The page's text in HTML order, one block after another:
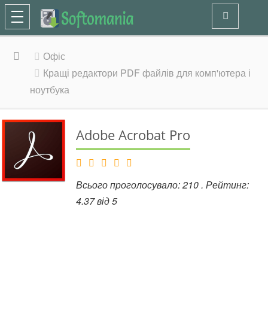
Офіс
Кращі редактори PDF файлів для комп'ютера і
ноутбука
Adobe Acrobat Pro
Всього проголосувало:210. Рейтинг:
4.37від5